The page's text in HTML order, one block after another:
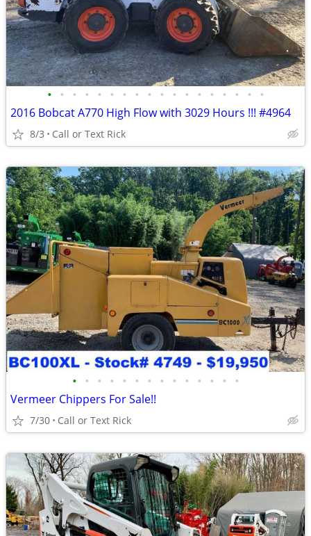
• • • • • • • • • • • • • • • • • •
2016 Bobcat A770 High Flow with 3029 Hours !!! #4964
8/3 Call or Text Rick
• • • • • • • • • • • • • •
Vermeer Chippers For Sale!!
7/30 Call or Text Rick